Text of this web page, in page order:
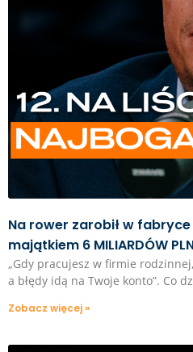
Na rower zarobił w
majątkiem 6 MILIARDÓW
„Gdy pracujesz w firmie
a błędy idą na Twoje konto”. Co
Zobacz więcej »